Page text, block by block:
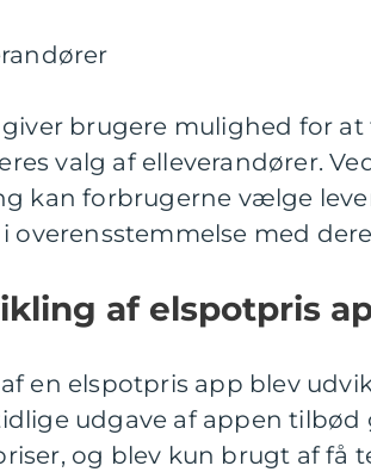
giver brugere mulighed for
valg af elleverandører.
kan forbrugerne vælge
overensstemmelse med
af elspotpris
en elspotpris app blev
tidlige udgave af appen
og blev kun brugt af få